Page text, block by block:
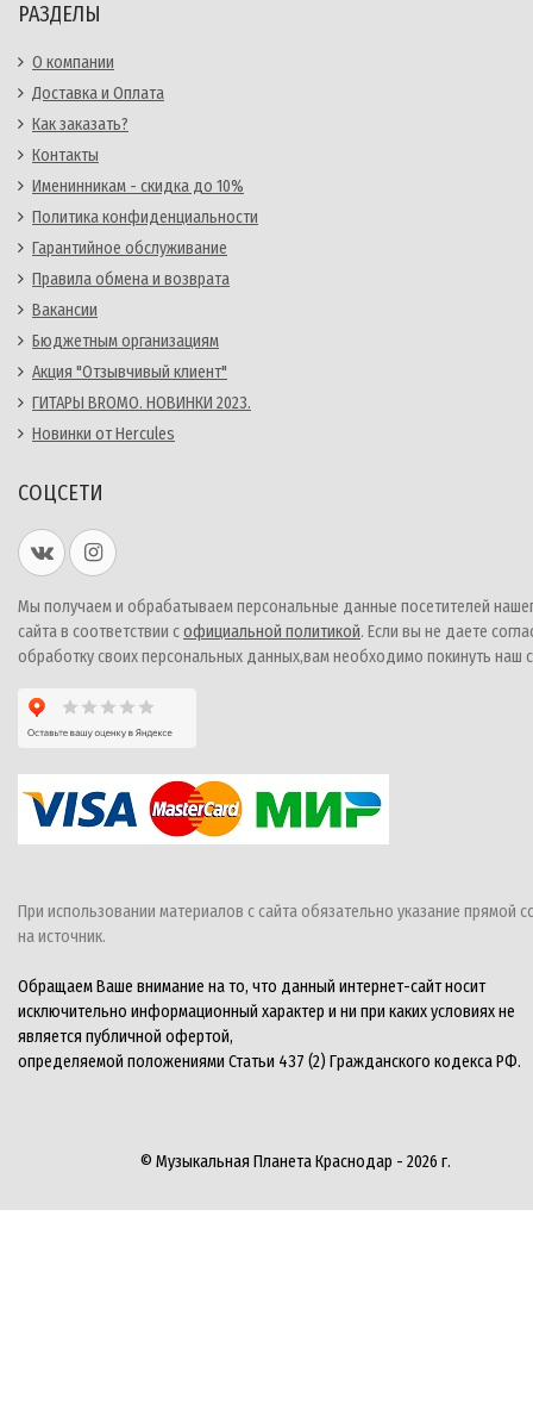
РАЗДЕЛЫ
О компании
Доставка и Оплата
Как заказать?
Контакты
Именинникам - скидка до 10%
Политика конфиденциальности
Гарантийное обслуживание
Правила обмена и возврата
Вакансии
Бюджетным организациям
Акция "Отзывчивый клиент"
ГИТАРЫ BROMO. НОВИНКИ 2023.
Новинки от Hercules
СОЦСЕТИ
Мы получаем и обрабатываем персональные данные посетителей
сайта в соответствии софициальной политикой. Если вы не даете
обработку своих персональных данных,вам необходимо покинуть наш
При использовании материалов с сайта обязательно указание прямой
на источник.
Обращаем Ваше внимание на то, что данный интернет-сайт носит
исключительно информационный характер и ни при каких условиях не
является публичной офертой,
определяемой положениями Статьи 437 (2) Гражданского кодекса РФ.
© Музыкальная Планета Краснодар - 2026 г.